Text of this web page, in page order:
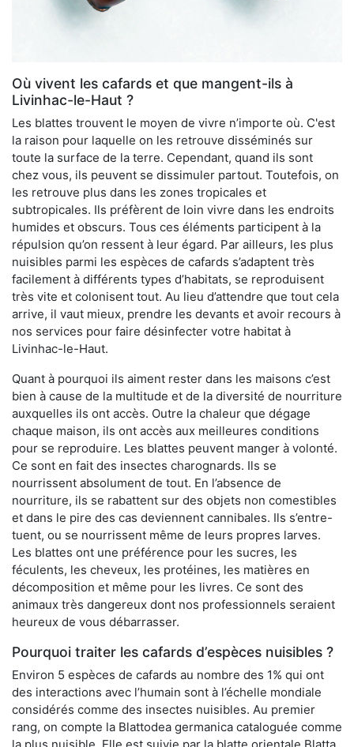
Où vivent les cafards et que mangent-ils à
Livinhac-le-Haut ?
Les blattes trouvent le moyen de vivre n’importe où. C'est
la raison pour laquelle on les retrouve disséminés sur
toute la surface de la terre. Cependant, quand ils sont
chez vous, ils peuvent se dissimuler partout. Toutefois, on
les retrouve plus dans les zones tropicales et
subtropicales. Ils préfèrent de loin vivre dans les endroits
humides et obscurs. Tous ces éléments participent à la
répulsion qu’on ressent à leur égard. Par ailleurs, les plus
nuisibles parmi les espèces de cafards s’adaptent très
facilement à différents types d’habitats, se reproduisent
très vite et colonisent tout. Au lieu d’attendre que tout cela
arrive, il vaut mieux, prendre les devants et avoir recours à
nos services pour faire désinfecter votre habitat à
Livinhac-le-Haut.
Quant à pourquoi ils aiment rester dans les maisons c’est
bien à cause de la multitude et de la diversité de nourriture
auxquelles ils ont accès. Outre la chaleur que dégage
chaque maison, ils ont accès aux meilleures conditions
pour se reproduire. Les blattes peuvent manger à volonté.
Ce sont en fait des insectes charognards. Ils se
nourrissent absolument de tout. En l’absence de
nourriture, ils se rabattent sur des objets non comestibles
et dans le pire des cas deviennent cannibales. Ils s’entre-
tuent, ou se nourrissent même de leurs propres larves.
Les blattes ont une préférence pour les sucres, les
féculents, les cheveux, les protéines, les matières en
décomposition et même pour les livres. Ce sont des
animaux très dangereux dont nos professionnels seraient
heureux de vous débarrasser.
Pourquoi traiter les cafards d’espèces nuisibles ?
Environ 5 espèces de cafards au nombre des 1% qui ont
des interactions avec l’humain sont à l’échelle mondiale
considérés comme des insectes nuisibles. Au premier
rang, on compte la Blattodea germanica cataloguée comme